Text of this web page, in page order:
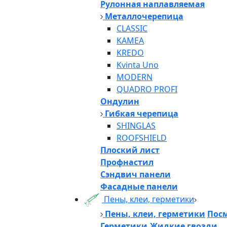
Рулонная наплавляемая
Металлочерепица
CLASSIC
KAMEA
KREDO
Kvinta Uno
MODERN
QUADRO PROFI
Ондулин
Гибкая черепица
SHINGLAS
ROOFSHIELD
Плоский лист
Профнастил
Сэндвич панели
Фасадные панели
Пены, клеи, герметики
Пены, клеи, герметики